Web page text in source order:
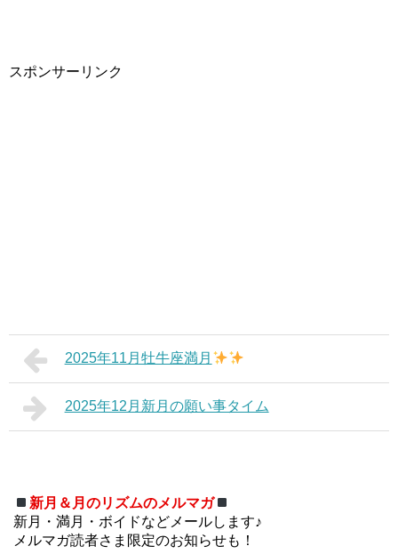
スポンサーリンク
2025年11月牡牛座満月
2025年12月新月の願い事タイム
新月＆月のリズムのメルマガ
新月・満月・ボイドなどメールします♪
メルマガ読者さま限定のお知らせも！